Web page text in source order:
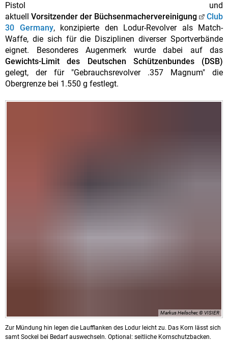
Pistol und
aktuellVorsitzender der Büchsenmachervereinigung
Club
30 Germany, konzipierte den Lodur-Revolver als Match-
Waffe, die sich für die Disziplinen diverser Sportverbände
eignet. Besonderes Augenmerk wurde dabei auf das
Gewichts-Limit des Deutschen Schützenbundes (DSB)
gelegt, der für "Gebrauchsrevolver .357 Magnum" die
Obergrenze bei 1.550 g festlegt.
Markus Heilscher, © VISIER
Zur Mündung hin legen die Laufflanken des Lodur leicht zu. Das Korn lässt sich
samt Sockel bei Bedarf auswechseln. Optional: seitliche Kornschutzbacken.